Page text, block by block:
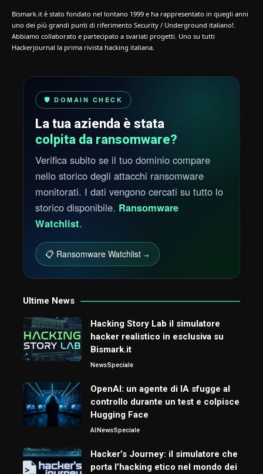
Bismark.it è stato fondato nel lontano 1999 e ha rappresentato in quegli anni
uno dei più grandi punti di riferimento Security / Underground italiano!.
Abbiamo collaborato e partecipato a svariati progetti. Uno su tutti
Hackerjournal la prima rivista hacking italiana.
🛡️ DOMAIN CHECK
La tua azienda è stata
colpita da ransomware?
Verifica subito se il tuo dominio compare
nello storico degli attacchi ransomware
monitorati. I dati vengono cercati su tutto lo
storico disponibile. Ransomware
Watchlist.
📋 Ransomware Watchlist →
Ultime News
Hacking Story Lab il simulatore
hacker realistico in esclusiva su
Bismark.it
NewsSpeciale
OpenAI: un agente di IA sfugge al
controllo durante un test e colpisce
Hugging Face
AINewsSpeciale
Hacker’s Journey: il simulatore che
porta l’hacking etico nel mondo dei